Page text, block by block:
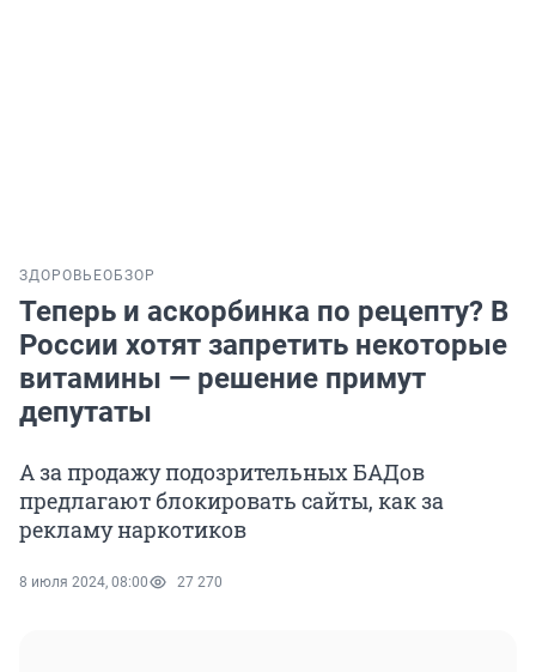
ЗДОРОВЬЕОБЗОР
Теперь и аскорбинка по рецепту? В
России хотят запретить некоторые
витамины — решение примут
депутаты
А за продажу подозрительных БАДов
предлагают блокировать сайты, как за
рекламу наркотиков
8 июля 2024, 08:00 27 270